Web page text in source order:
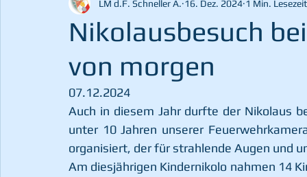
Nikolausbesuch
von morgen
LM d.F. Schneller A. 16. Dez. 2024 1 Min. Lesezeit
07.12.2024
Auch in diesem Jahr durfte der Nikolaus
unter 10 Jahren unserer
organisiert, der für strahlende Augen und
Am diesjährigen Kindernikolo nahmen 14